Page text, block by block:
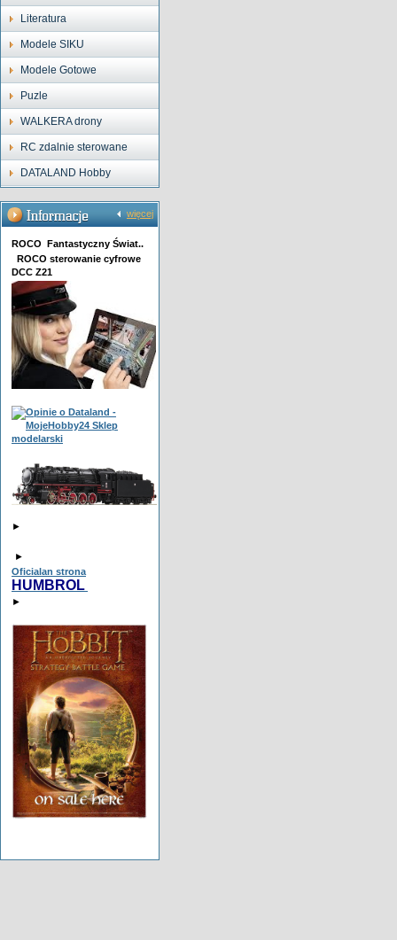
Literatura
Modele SIKU
Modele Gotowe
Puzle
WALKERA drony
RC zdalnie sterowane
DATALAND Hobby
więcej
ROCO Fantastyczny Świat..
ROCO sterowanie cyfrowe
DCC Z21
►
►
Oficialan strona
HUMBROL
►